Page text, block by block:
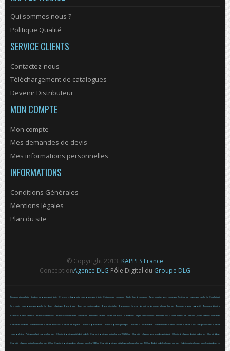
Qui sommes nous ?
Politique Qualité
SERVICE CLIENTS
Contactez-nous
Téléchargement de catalogues
Devenir Distributeur
MON COMPTE
Mon compte
Mes demandes de devis
Mes informations personnelles
INFORMATIONS
Conditions Générales
Mentions légales
Plan du site
© Copyright 2013. KAPPES France
ConceptionAgence DLG Pôle Digital du Groupe DLG
Panneaux et crochets Système de panneaux à fente Crochets et Supports pour panneaux à fente Cloison avec panneaux Racks fixes à panneaux Racks mobiles avec panneaux Système de panneaux perforés Crochets et
Supports pour panneaux perforés Bacs plastique Bacs à bec Bacs compartimenables Bacs divisibles Bacs norme Europe Armoires Armoires charge lourde Armoires grande capacité Armoires à tiroirs
Armoires à fond perforé Armoires verticales Armoires industrielles standards Armoires casiers Postes de travail Caillebotis Sièges assis-debout Armoires d'appoint Postes de Contrôle Qualité Stations de travail
Chariots et Diables Plateau roulant Chariot à dossier Chariot de magasin Chariot à parois bois Chariot à parois grillagés Chariot C+C encastrable Plateau roulant et timon roulant Chariot pour charges lourdes Chariot
pour palettes Plateau roulant charges lourdes Chariot à plateaux et établi mobile Chariot à plateaux bois charges 150-250kg Chariot à plateaux avec escabeau intégré Chariot à plateaux bois à rebords Chariot à bac
Chariot à plateaux bois charges lourdes 500kg Chariot à plateaux bois charges lourdes 1000kg Chariot à plateaux métalliques charges lourdes 1000kg Etabli mobile charges lourdes Etabli mobile charges lourdes réglables en